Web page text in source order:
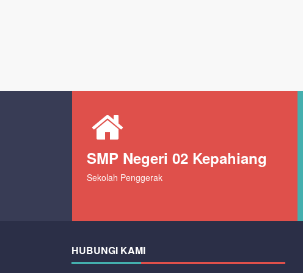
SMP Negeri 02 Kepahiang
Sekolah Penggerak
HUBUNGI KAMI